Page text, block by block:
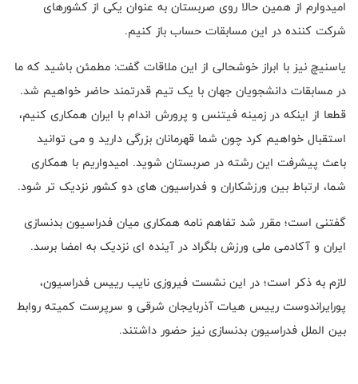
امیدوارم از همین حالا روی صربستان به عنوان یکی از کشورهای
شرکت کننده در این مسابقات حساب باز کنیم.
یاسنیچ نیز با ابراز خوشحالی از این ملاقات گفت: مطمئن باشید که ما
در مسابقات دانشجویان جهان با یک تیم قدرتمند حاضر خواهیم شد.
قطعا از اینکه در زمینه فیتنس و پرورش اندام با ایران همکاری کنیم،
استقبال خواهیم کرد چون شما قهرمانان بزرگی دارید و می توانید
باعث پیشرفت این رشته در صربستان شوید. امیدواریم با همکاری
شما، ارتباط بین ورزشکاران و فدراسیون های دو کشور نزدیک تر شود.
گفتنی است؛ مقرر شد تفاهم نامه همکاری میان فدراسیون بدنسازی
ایران و آکادمی ملی ورزش بلگراد در آینده ای نزدیک به امضا برسد.
لازم به ذكر است؛ در اين نشست فيروزى نايب رييس فدراسيون،
پورايراندوست رييس هيات آذربايجان شرقى و سرپرست كميته روابط
بين الملل فدراسيون بدنسازى نيز حضور داشتند.